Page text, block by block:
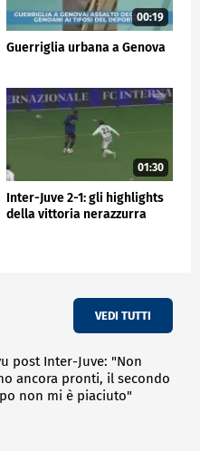
00:19
Guerriglia urbana a Genova
01:30
Inter-Juve 2-1: gli highlights
della vittoria nerazzurra
VEDI TUTTI
post Inter-Juve: "Non
ancora pronti, il secondo
non mi è piaciuto"